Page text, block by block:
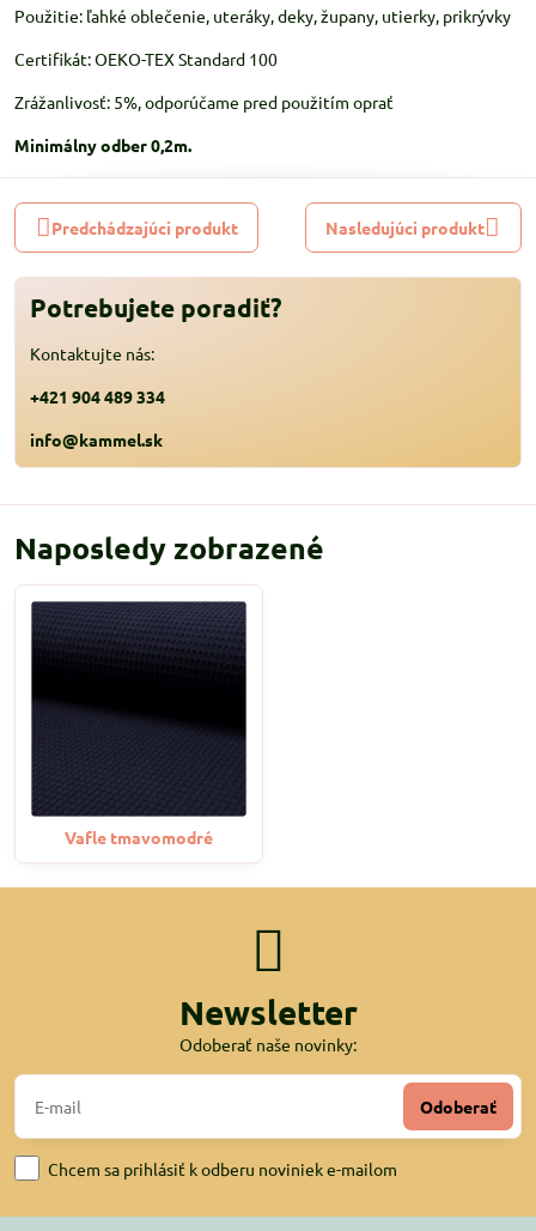
Použitie: ľahké oblečenie, uteráky, deky, župany, utierky, prikrývky
Certifikát: OEKO-TEX Standard 100
Zrážanlivosť: 5%, odporúčame pred použitím oprať
Minimálny odber 0,2m.
Predchádzajúci produkt Nasledujúci produkt
Potrebujete poradiť?
Kontaktujte nás:
+421 904 489 334
info@kammel.sk
Naposledy zobrazené
Vafle tmavomodré
Newsletter
Odoberať naše novinky:
Odoberať
Chcem sa prihlásiť k odberu noviniek e-mailom